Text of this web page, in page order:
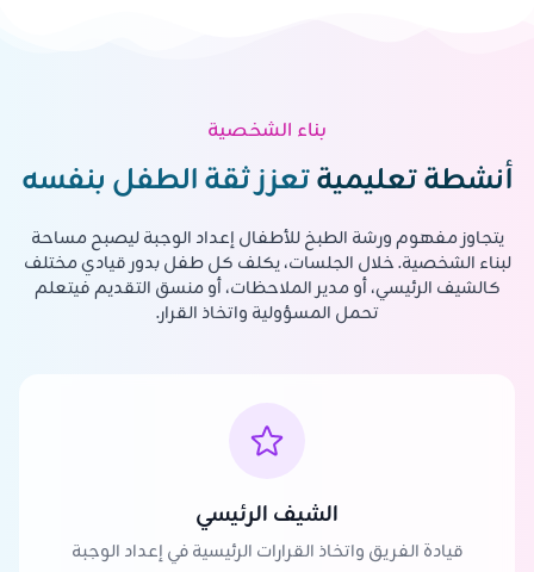
بناء الشخصية
أنشطة تعليميةتعزز ثقة الطفل بنفسه
يتجاوز مفهوم ورشة الطبخ للأطفال إعداد الوجبة ليصبح مساحة
لبناء الشخصية. خلال الجلسات، يكلف كل طفل بدور قيادي مختلف
كالشيف الرئيسي، أو مدير الملاحظات، أو منسق التقديم فيتعلم
تحمل المسؤولية واتخاذ القرار.
الشيف الرئيسي
قيادة الفريق واتخاذ القرارات الرئيسية في إعداد الوجبة